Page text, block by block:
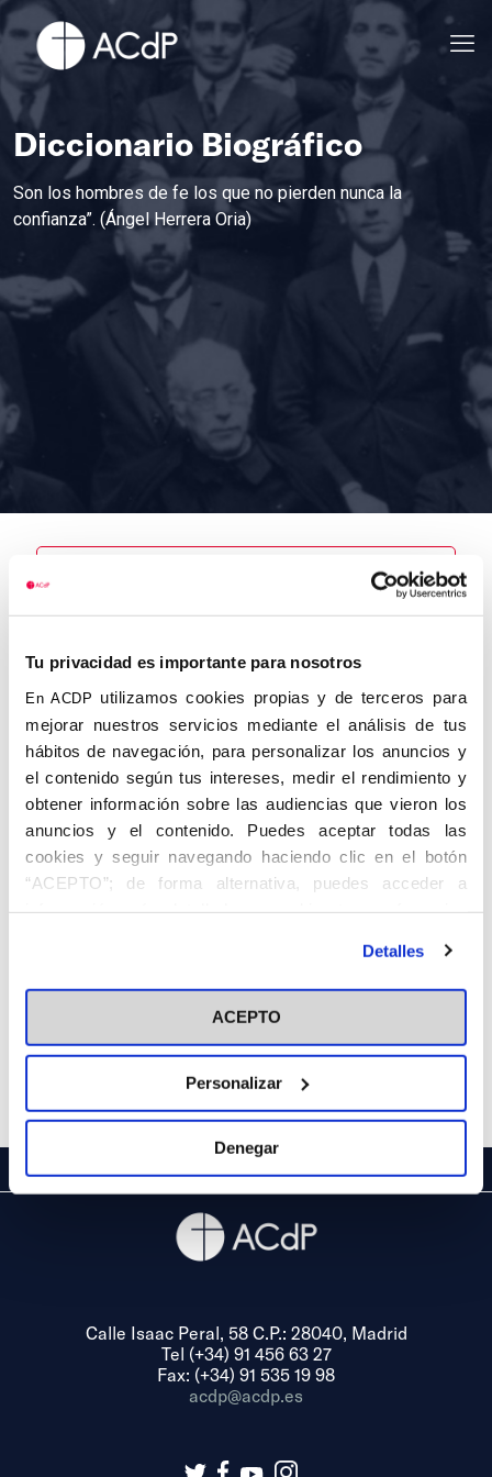
Tu privacidad es importante para nosotros
En ACDP utilizamos cookies propias y de terceros para
mejorar nuestros servicios mediante el análisis de tus
hábitos de navegación, para personalizar los anuncios y
el contenido según tus intereses, medir el rendimiento y
obtener información sobre las audiencias que vieron los
anuncios y el contenido. Puedes aceptar todas las
cookies y seguir navegando haciendo clic en el botón
“ACEPTO”; de forma alternativa, puedes acceder a
información más detallada y cambiar tus preferencias
en el botón "Personalizar". Para más información puedes
visitar nuestra Política de Cookies
Detalles
ACEPTO
Personalizar
Denegar
Diccionario Biográfico
Son los hombres de fe los que no pierden nunca la
confianza”. (Ángel Herrera Oria)
Olleros
Gregorio, Juan
José
Autor
Centro de
adscripción
Fecha de
nacimiento
01/01/1909
Lugar de
Fecha de
defunción
Lugar de
defunción
Calle Isaac Peral, 58 C.P.: 28040, Madrid
Tel (+34) 91 456 63 27
Fax: (+34) 91 535 19 98
acdp@acdp.es